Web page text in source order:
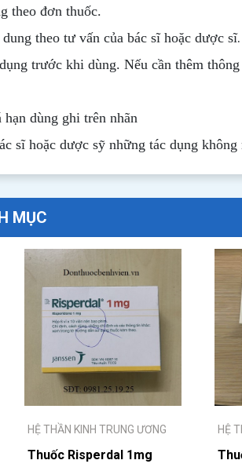
theo đơn thuốc.
theo tư vấn của bác sĩ hoặc dược sĩ.
trước khi dùng. Nếu cần thêm
dùng ghi trên nhãn
sĩ hoặc dược sỹ những tác dụng
MỤC
HỆ THẦN KINH TRUNG ƯƠNG
Thuốc Risperdal 1mg
HỆ